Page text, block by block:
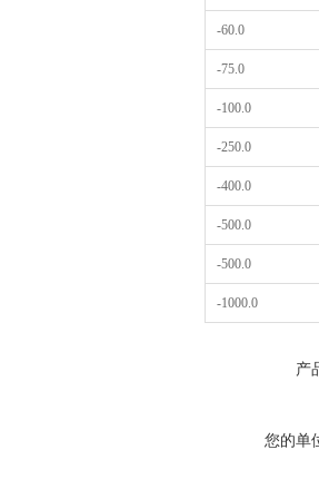
-60.0
-75.0
-100.0
-250.0
-400.0
-500.0
-500.0
-1000.0
产
您的单